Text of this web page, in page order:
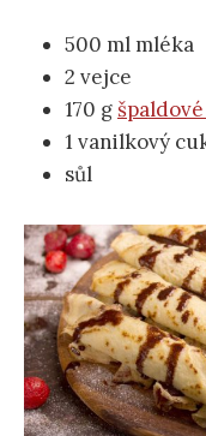
500 ml mléka
2 vejce
170 g
1 vanilkový
sůl